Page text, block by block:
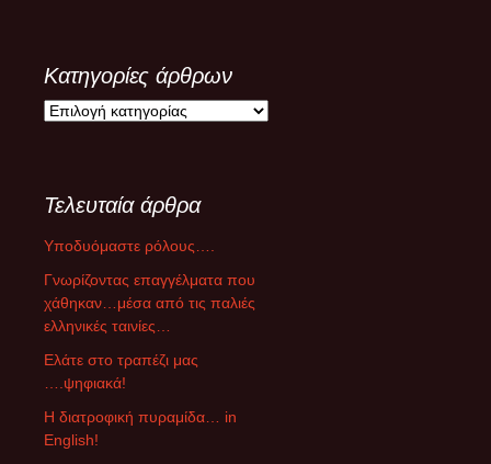
Κατηγορίες άρθρων
Κ
γ
ρ
ί
ρ
θ
ρ
ω
Τελευταία άρθρα
Υποδυόμαστε ρόλους….
Γνωρίζοντας επαγγέλματα που
χάθηκαν…μέσα από τις παλιές
ελληνικές ταινίες…
Ελάτε στο τραπέζι μας
….ψηφιακά!
Η διατροφική πυραμίδα… in
English!